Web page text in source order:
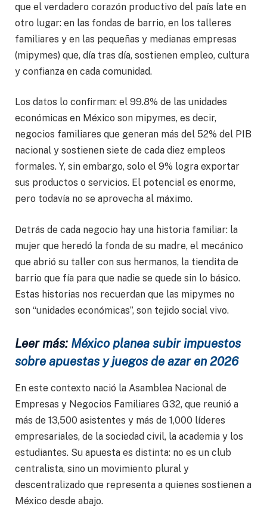
que el verdadero corazón productivo del país late en
otro lugar: en las fondas de barrio, en los talleres
familiares y en las pequeñas y medianas empresas
(mipymes) que, día tras día, sostienen empleo, cultura
y confianza en cada comunidad.
Los datos lo confirman: el 99.8% de las unidades
económicas en México son mipymes, es decir,
negocios familiares que generan más del 52% del PIB
nacional y sostienen siete de cada diez empleos
formales. Y, sin embargo, solo el 9% logra exportar
sus productos o servicios. El potencial es enorme,
pero todavía no se aprovecha al máximo.
Detrás de cada negocio hay una historia familiar: la
mujer que heredó la fonda de su madre, el mecánico
que abrió su taller con sus hermanos, la tiendita de
barrio que fía para que nadie se quede sin lo básico.
Estas historias nos recuerdan que las mipymes no
son “unidades económicas”, son tejido social vivo.
Leer más: México planea subir impuestos
sobre apuestas y juegos de azar en 2026
En este contexto nació la Asamblea Nacional de
Empresas y Negocios Familiares G32, que reunió a
más de 13,500 asistentes y más de 1,000 líderes
empresariales, de la sociedad civil, la academia y los
estudiantes. Su apuesta es distinta: no es un club
centralista, sino un movimiento plural y
descentralizado que representa a quienes sostienen a
México desde abajo.